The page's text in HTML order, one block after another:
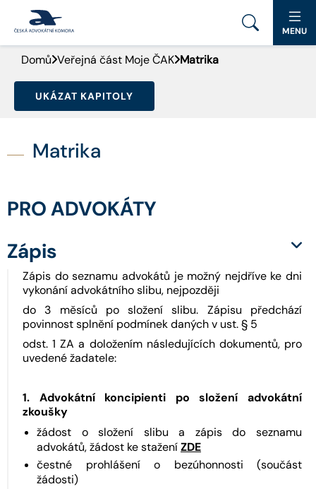
PORTÁL ČAK
DOMŮ
PRO VEŘEJNOST
ADVOKÁTNÍ DENÍK
9. SNĚM
KONTAKT
MENU
Domů Veřejná část Moje ČAK Matrika
UKÁZAT KAPITOLY
Matrika
PRO ADVOKÁTY
Zápis
Zápis do seznamu advokátů je možný nejdříve ke dni
vykonání advokátního slibu, nejpozději
do 3 měsíců po složení slibu. Zápisu předchází
povinnost splnění podmínek daných v ust. § 5
odst. 1 ZA a doložením následujících dokumentů, pro
uvedené žadatele:
1. Advokátní koncipienti po složení advokátní
zkoušky
žádost o složení slibu a zápis do seznamu
advokátů, žádost ke staženíZDE
čestné prohlášení o bezúhonnosti (součást
žádosti)